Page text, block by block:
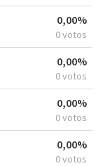
0,00%
0 votos
0,00%
0 votos
0,00%
0 votos
0,00%
0 votos